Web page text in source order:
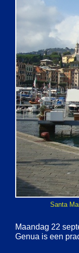
Santa
Maandag 22
Genua is een